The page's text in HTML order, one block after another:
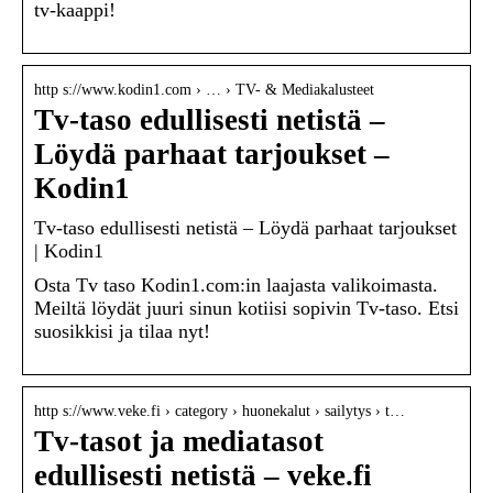
tv-kaappi!
http s://www.kodin1.com › … › TV- & Mediakalusteet
Tv-taso edullisesti netistä –
Löydä parhaat tarjoukset –
Kodin1
Tv-taso edullisesti netistä – Löydä parhaat tarjoukset
| Kodin1
Osta Tv taso Kodin1.com:in laajasta valikoimasta.
Meiltä löydät juuri sinun kotiisi sopivin Tv-taso. Etsi
suosikkisi ja tilaa nyt!
http s://www.veke.fi › category › huonekalut › sailytys › t…
Tv-tasot ja mediatasot
edullisesti netistä – veke.fi